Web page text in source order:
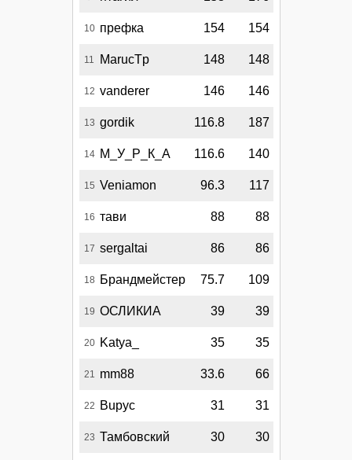
10 префка 154 154
11 MarucTp 148 148
12 vanderer 146 146
13 gordik 116.8 187
14 М_У_Р_К_А 116.6 140
15 Veniamon 96.3 117
16 тави 88 88
17 sergaltai 86 86
18 Брандмейстер 75.7 109
19 ОСЛИКИА 39 39
20 Katya_ 35 35
21 mm88 33.6 66
22 Bupyc 31 31
23 Тамбовский 30 30